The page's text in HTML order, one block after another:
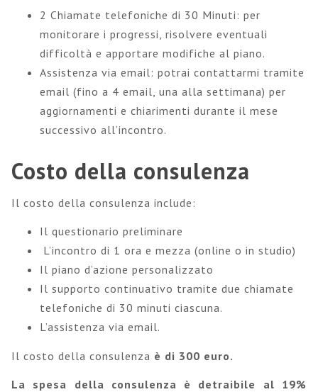
2 Chiamate telefoniche di 30 Minuti: per
monitorare i progressi, risolvere eventuali
difficoltà e apportare modifiche al piano.
Assistenza via email: potrai contattarmi tramite
email (fino a 4 email, una alla settimana) per
aggiornamenti e chiarimenti durante il mese
successivo all’incontro.
Costo della consulenza
Il costo della consulenza include:
Il questionario preliminare
L’incontro di 1 ora e mezza (online o in studio)
Il piano d’azione personalizzato
Il supporto continuativo tramite due chiamate
telefoniche di 30 minuti ciascuna.
L’assistenza via email.
Il costo della consulenza è di 300 euro.
La spesa della consulenza è detraibile al 19%